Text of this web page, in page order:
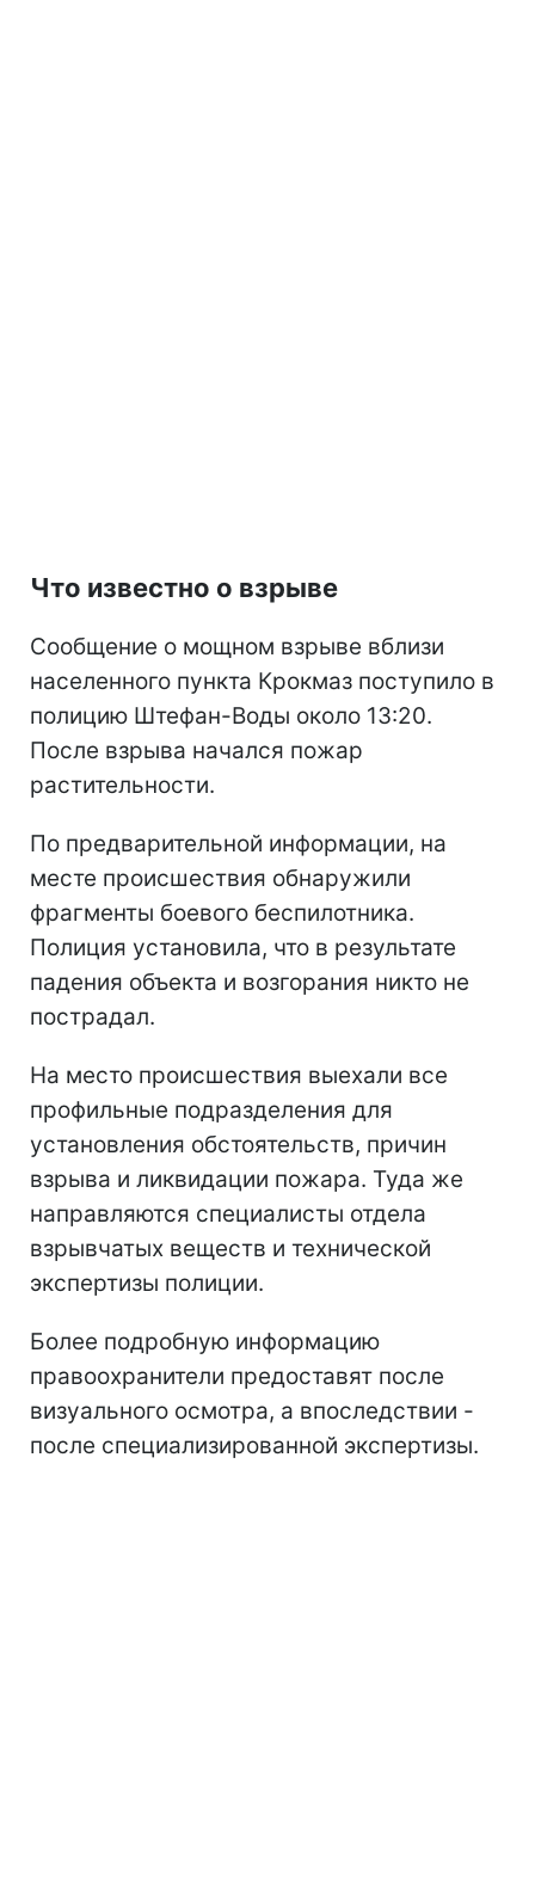
Что известно о взрыве
Сообщение о мощном взрыве вблизи
населенного пункта Крокмаз поступило в
полицию Штефан-Воды около 13:20.
После взрыва начался пожар
растительности.
По предварительной информации, на
месте происшествия обнаружили
фрагменты боевого беспилотника.
Полиция установила, что в результате
падения объекта и возгорания никто не
пострадал.
На место происшествия выехали все
профильные подразделения для
установления обстоятельств, причин
взрыва и ликвидации пожара. Туда же
направляются специалисты отдела
взрывчатых веществ и технической
экспертизы полиции.
Более подробную информацию
правоохранители предоставят после
визуального осмотра, а впоследствии -
после специализированной экспертизы.